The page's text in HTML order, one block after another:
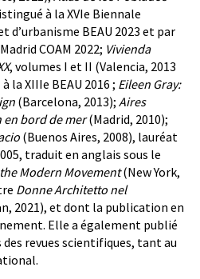
à la XVIe Biennale
d’urbanisme BEAU 2023 et par
COAM 2022; Vivienda
, volumes I et II (Valencia, 2013
la XIIIe BEAU 2016 ; Eileen Gray:
(Barcelona, 2013); Aires
en bord de mer(Madrid, 2010);
(Buenos Aires, 2008), lauréat
traduit en anglais sous le
Modern Movement(New York,
Donne Architetto nel
2021), et dont la publication en
Elle a également publié
revues scientifiques, tant au